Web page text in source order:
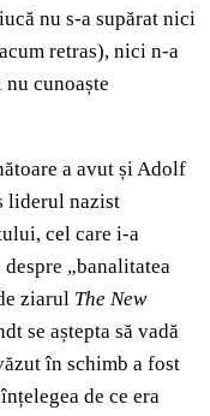
nu s-a supărat nici
retras), nici n-a
cunoaște
a avut și Adolf
liderul nazist
cel care i-a
„banalitatea
ziarul The New
se aștepta să vadă
în schimb a fost
de ce era